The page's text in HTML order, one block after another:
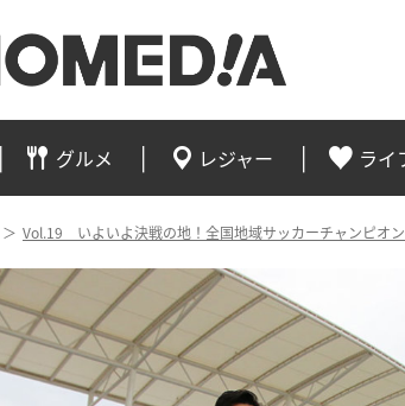
グルメ レジャー ライ
＞ Vol.19 いよいよ決戦の地！全国地域サッカーチャンピオ